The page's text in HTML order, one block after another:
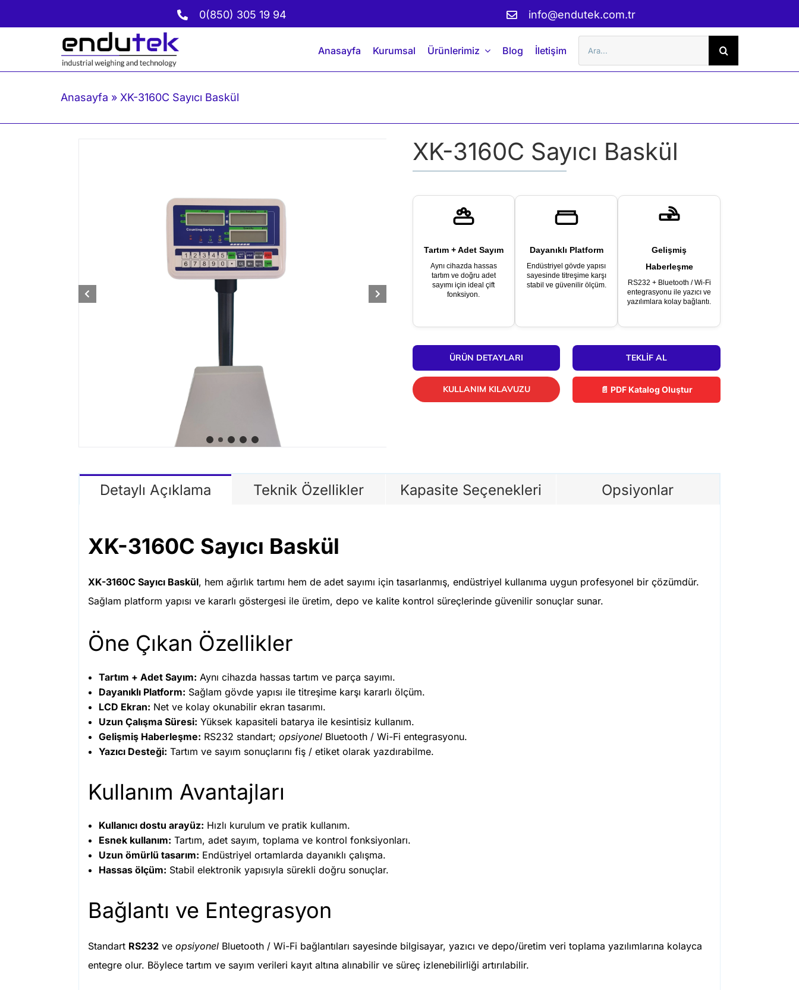
geç
0(850) 305 19 94 info@endutek.com.tr
Anasayfa Kurumsal Ürünlerimiz Blog İletişim
ara:
Anasayfa » XK-3160C Sayıcı Baskül
XK-3160C Sayıcı Baskül
Tartım + Adet Sayım
Aynı cihazda hassas
tartım ve doğru adet
sayımı için ideal çift
fonksiyon.
Dayanıklı Platform
Endüstriyel gövde yapısı
sayesinde titreşime karşı
stabil ve güvenilir ölçüm.
Gelişmiş
Haberleşme
RS232 + Bluetooth / Wi-Fi
entegrasyonu ile yazıcı ve
yazılımlara kolay bağlantı.
ÜRÜN DETAYLARI TEKLIF AL
KULLANIM KILAVUZU 📄 PDF Katalog Oluştur
Detaylı Açıklama Teknik Özellikler Kapasite Seçenekleri Opsiyonlar
XK-3160C Sayıcı Baskül
XK-3160C Sayıcı Baskül, hem ağırlık tartımı hem de adet sayımı için tasarlanmış, endüstriyel kullanıma uygun profesyonel bir çözümdür.
Sağlam platform yapısı ve kararlı göstergesi ile üretim, depo ve kalite kontrol süreçlerinde güvenilir sonuçlar sunar.
Öne Çıkan Özellikler
Tartım + Adet Sayım: Aynı cihazda hassas tartım ve parça sayımı.
Dayanıklı Platform: Sağlam gövde yapısı ile titreşime karşı kararlı ölçüm.
LCD Ekran: Net ve kolay okunabilir ekran tasarımı.
Uzun Çalışma Süresi: Yüksek kapasiteli batarya ile kesintisiz kullanım.
Gelişmiş Haberleşme: RS232 standart; opsiyonelBluetooth / Wi-Fi entegrasyonu.
Yazıcı Desteği: Tartım ve sayım sonuçlarını fiş / etiket olarak yazdırabilme.
Kullanım Avantajları
Kullanıcı dostu arayüz: Hızlı kurulum ve pratik kullanım.
Esnek kullanım: Tartım, adet sayım, toplama ve kontrol fonksiyonları.
Uzun ömürlü tasarım: Endüstriyel ortamlarda dayanıklı çalışma.
Hassas ölçüm: Stabil elektronik yapısıyla sürekli doğru sonuçlar.
Bağlantı ve Entegrasyon
Standart RS232ve opsiyonelBluetooth / Wi-Fi bağlantıları sayesinde bilgisayar, yazıcı ve depo/üretim veri toplama yazılımlarına kolayca
entegre olur. Böylece tartım ve sayım verileri kayıt altına alınabilir ve süreç izlenebilirliği artırılabilir.